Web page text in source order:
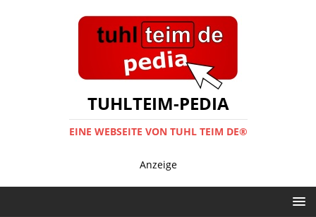
TUHLTEIM-PEDIA
EINE WEBSEITE VON TUHL TEIM DE®
Anzeige